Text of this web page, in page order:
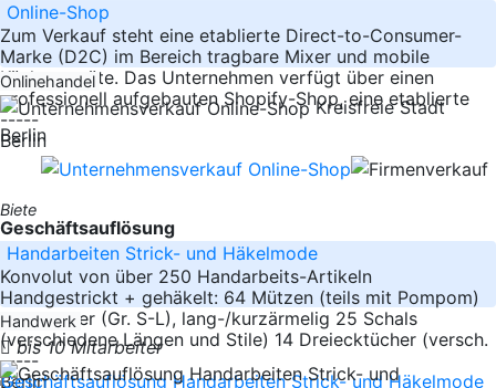
Online-Shop
Zum Verkauf steht eine etablierte Direct-to-Consumer-
Marke (D2C) im Bereich tragbare Mixer und mobile
Küchengeräte. Das Unternehmen verfügt über einen
professionell aufgebauten Shopify-Shop, eine etablierte
-----
Berlin
Onlinehandel
Kreisfreie Stadt
Berlin
Biete
Geschäftsauflösung
Handarbeiten Strick- und Häkelmode
Konvolut von über 250 Handarbeits-Artikeln
Handgestrickt + gehäkelt: 64 Mützen (teils mit Pompom)
25 Pullover (Gr. S-L), lang-/kurzärmelig 25 Schals
(verschiedene Längen und Stile) 14 Dreiecktücher (versch.
-----
Berlin
Handwerk
bis 10 Mitarbeiter